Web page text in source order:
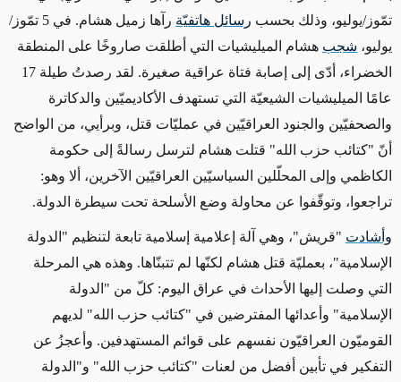
تمّوز/يوليو، وذلك بحسب رسائل هاتفيّة
رآها زميل هشام. في 5 تمّوز/
يوليو، شجب هشام الميليشيات التي أطلقت صاروخًا على المنطقة
الخضراء، أدّى إلى إصابة فتاة عراقية صغيرة. لقد رصدتُ طيلة 17
عامًا الميليشيات الشيعيّة التي تستهدف الأكاديميّين والدكاترة
والصحفيّين والجنود العراقيّين في عمليّات قتل، وبرأيي، من الواضح
أنّ "كتائب حزب الله" قتلت هشام لترسل رسالةً إلى حكومة
الكاظمي وإلى المحلّلين السياسيّين العراقيّين الآخرين، ألا وهو:
تراجعوا، وتوقّفوا عن محاولة وضع الأسلحة تحت سيطرة الدولة.
وأشادت "قريش"، وهي آلة إعلامية إسلامية تابعة لتنظيم "الدولة
الإسلامية"، بعمليّة قتل هشام لكنّها لم تتبنّاها. وهذه هي المرحلة
التي وصلت إليها الأحداث في عراق اليوم: كلّ من "الدولة
الإسلامية" وأعدائها المفترضين في "كتائب حزب الله" لديهم
القوميّون العراقيّون نفسهم على قوائم المستهدفين. وأعجزُ عن
التفكير في تأبين أفضل من لعنات "كتائب حزب الله" و"الدولة